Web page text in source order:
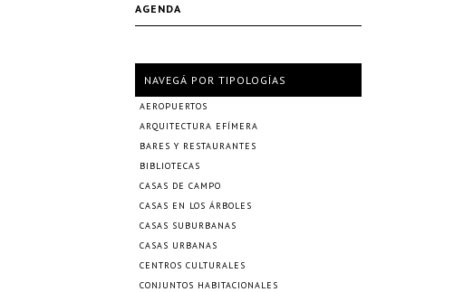
AGENDA
NAVEGÁ POR TIPOLOGÍAS
AEROPUERTOS
ARQUITECTURA EFÍMERA
BARES Y RESTAURANTES
BIBLIOTECAS
CASAS DE CAMPO
CASAS EN LOS ÁRBOLES
CASAS SUBURBANAS
CASAS URBANAS
CENTROS CULTURALES
CONJUNTOS HABITACIONALES